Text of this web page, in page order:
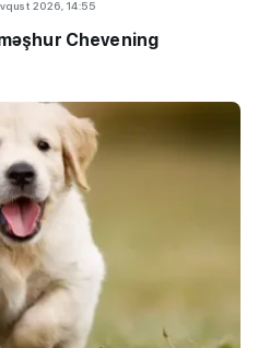
2026, 14:55
Chevening